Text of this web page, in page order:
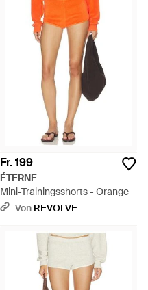
Fr. 199
ÉTERNE
Mini-Trainingsshorts - Orange
Von REVOLVE